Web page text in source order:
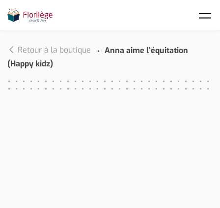
Retour à la boutique
Anna aime l’équitation
(Happy kidz)